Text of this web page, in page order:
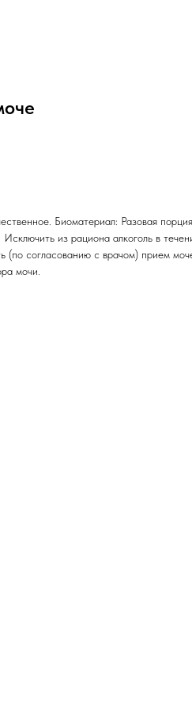
Биоматериал: Разовая
Исключить из рациона алкоголь в
(по согласованию с врачом) прием
мочи.